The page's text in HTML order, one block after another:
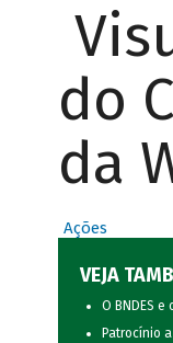
do
da
Ações
VEJA
O BNDES
Patrocínio